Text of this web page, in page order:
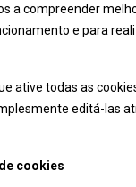
a compreender
e para
ative todas as
editá-las
cookies